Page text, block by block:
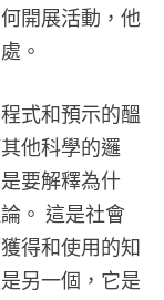
開展活動，他
。
式和預示的醞
他科學的邏
要解釋為什
。 這是社會
得和使用的知
另一個，它是